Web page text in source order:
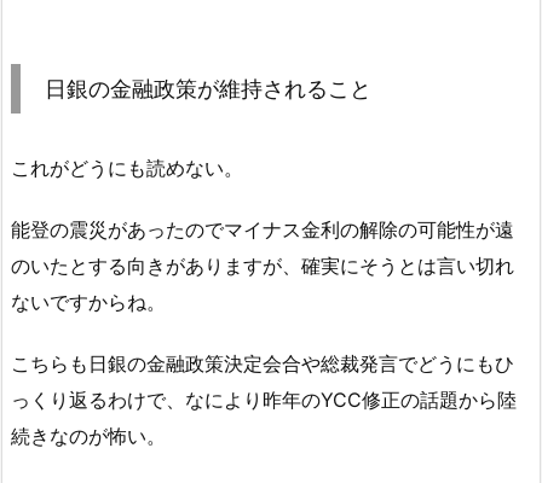
日銀の金融政策が維持されること
これがどうにも読めない。
能登の震災があったのでマイナス金利の解除の可能性が遠
のいたとする向きがありますが、確実にそうとは言い切れ
ないですからね。
こちらも日銀の金融政策決定会合や総裁発言でどうにもひ
っくり返るわけで、なにより昨年のYCC修正の話題から陸
続きなのが怖い。